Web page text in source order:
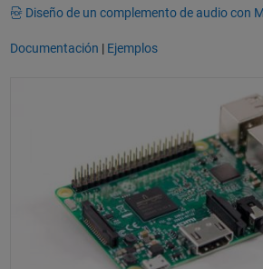
Diseño de un complemento de audio con
Documentación | Ejemplos